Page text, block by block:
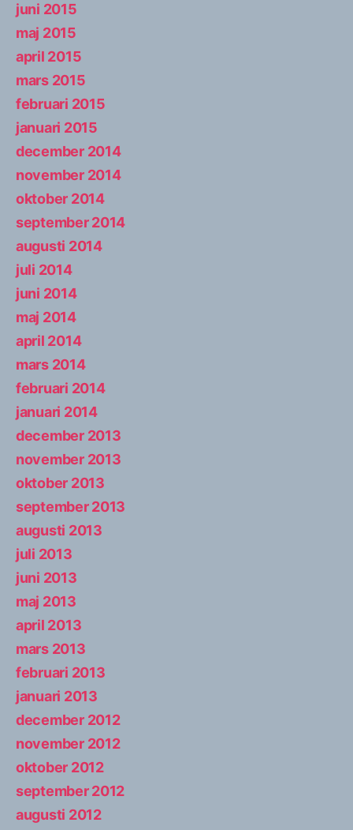
juni 2015
maj 2015
april 2015
mars 2015
februari 2015
januari 2015
december 2014
november 2014
oktober 2014
september 2014
augusti 2014
juli 2014
juni 2014
maj 2014
april 2014
mars 2014
februari 2014
januari 2014
december 2013
november 2013
oktober 2013
september 2013
augusti 2013
juli 2013
juni 2013
maj 2013
april 2013
mars 2013
februari 2013
januari 2013
december 2012
november 2012
oktober 2012
september 2012
augusti 2012